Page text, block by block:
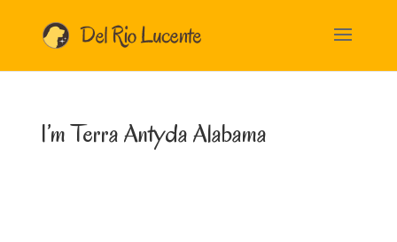
I’m Terra Antyda Alabama